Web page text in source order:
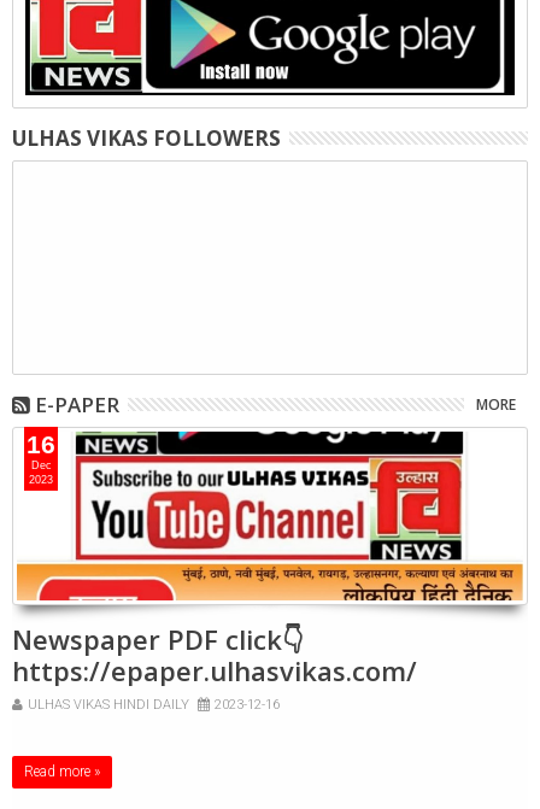
ULHAS VIKAS FOLLOWERS
E-PAPER MORE
16
Dec
2023
Newspaper PDF click👇
https://epaper.ulhasvikas.com/
ULHAS VIKAS HINDI DAILY 2023-12-16
Read more »